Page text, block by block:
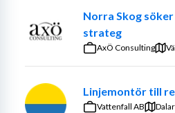
Norra Skog
strateg
AxÖ Consulting
Linjemontör till
Vattenfall AB